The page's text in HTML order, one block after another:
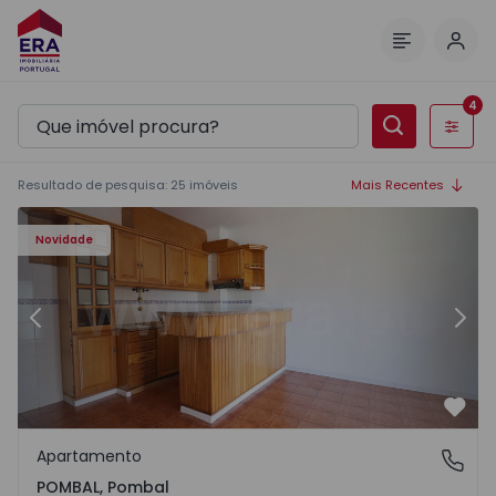
Filtros
4
Resultado de pesquisa: 25 imóveis Mais Recentes
Novidade
Apartamento T2 Pombal, POMBAL - 1572781 - 1
Anterior
POMBAL, Pombal
Apartamento
POMBAL, Pombal